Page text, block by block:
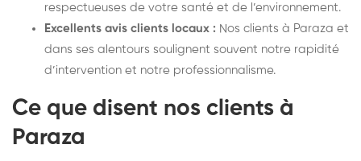
respectueuses de votre santé et de l’environnement.
Excellents avis clients locaux : Nos clients à Paraza et
dans ses alentours soulignent souvent notre rapidité
d’intervention et notre professionnalisme.
Ce que disent nos clients à
Paraza